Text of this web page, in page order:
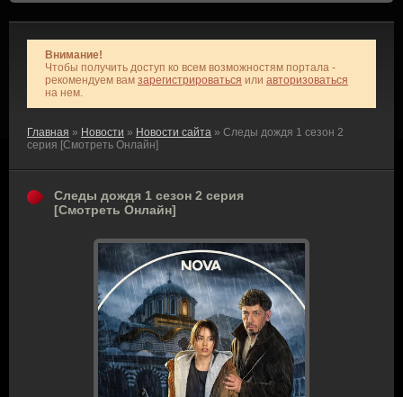
Внимание!
Чтобы получить доступ ко всем возможностям портала -
рекомендуем вам зарегистрироваться или авторизоваться
на нем.
Главная » Новости » Новости сайта » Следы дождя 1 сезон 2
серия [Смотреть Онлайн]
Следы дождя 1 сезон 2 серия
[Смотреть Онлайн]